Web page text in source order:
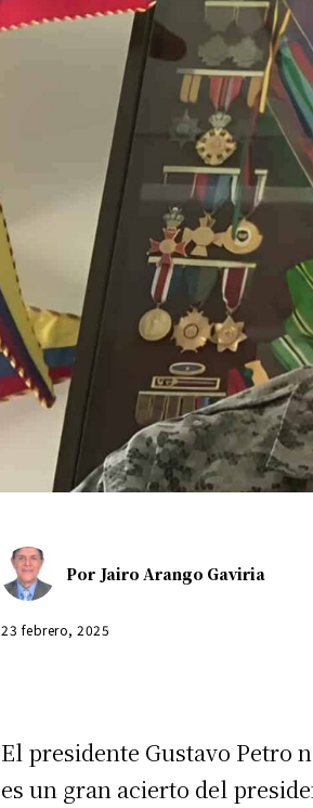
Por Jairo Arango Gaviria
23 febrero, 2025
El presidente Gustavo Petro
es un gran acierto del